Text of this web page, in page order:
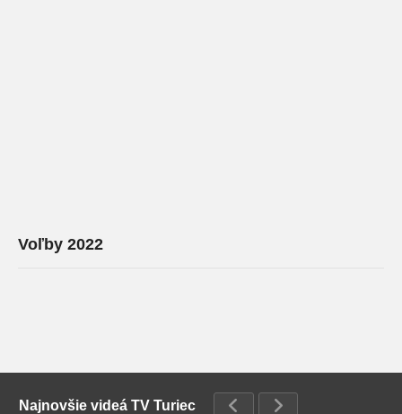
Voľby 2022
Najnovšie videá TV Turiec